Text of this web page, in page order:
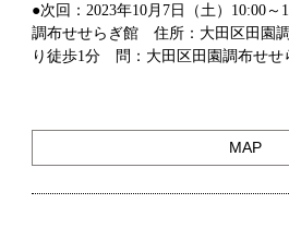
●次回：2023年10月7日（土）10:00
調布せせらぎ館 住所：大田区田園
り徒歩1分 問：大田区田園調布せせ
MAP